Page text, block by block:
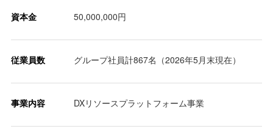
資本金 50,000,000円
従業員数 グループ社員計867名（2026年5月末現在）
事業内容 DXリソースプラットフォーム事業